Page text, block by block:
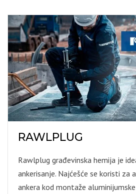
RAWLPLUG
Rawlplug građevinska hemija je
ankerisanje. Najćešće se koristi za
ankera kod montaže